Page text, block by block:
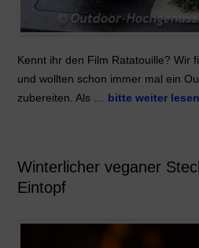
Kennt ihr den Film Ratatouille? Wir
und wollten schon immer mal ein
zubereiten. Als … bitte weiter
Winterlicher veganer
Eintopf